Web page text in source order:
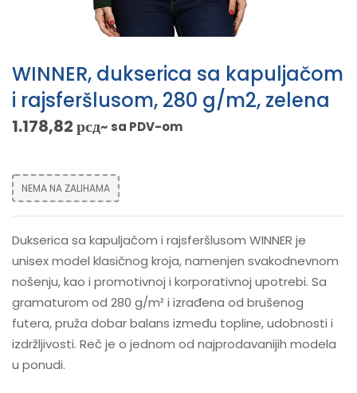
WINNER, dukserica sa kapuljačom
i rajsferšlusom, 280 g/m2, zelena
1.178,82рсд~ sa PDV-om
NEMA NA ZALIHAMA
Dukserica sa kapuljačom i rajsferšlusom WINNER je
unisex model klasičnog kroja, namenjen svakodnevnom
nošenju, kao i promotivnoj i korporativnoj upotrebi. Sa
gramaturom od 280 g/m² i izrađena od brušenog
futera, pruža dobar balans između topline, udobnosti i
izdržljivosti. Reč je o jednom od najprodavanijih modela
u ponudi.